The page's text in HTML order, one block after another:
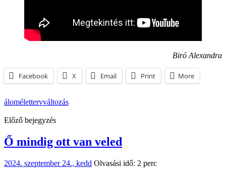
Biró Alexandra
Facebook X Email Print More
álomélettervváltozás
Előző bejegyzés
Ő mindig ott van veled
2024. szeptember 24., kedd Olvasási idő: 2 perc